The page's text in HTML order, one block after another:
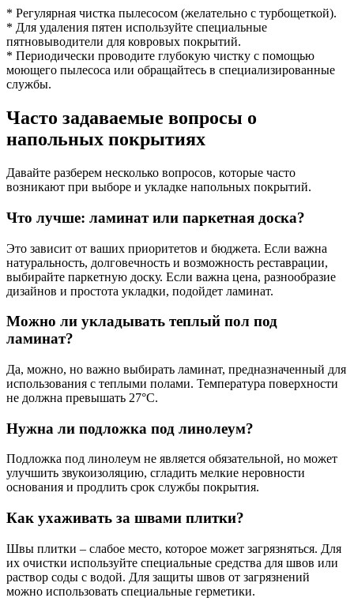
* Регулярная чистка пылесосом (желательно с турбощеткой).
* Для удаления пятен используйте специальные
пятновыводители для ковровых покрытий.
* Периодически проводите глубокую чистку с помощью
моющего пылесоса или обращайтесь в специализированные
службы.
Часто задаваемые вопросы о
напольных покрытиях
Давайте разберем несколько вопросов, которые часто
возникают при выборе и укладке напольных покрытий.
Что лучше: ламинат или паркетная доска?
Это зависит от ваших приоритетов и бюджета. Если важна
натуральность, долговечность и возможность реставрации,
выбирайте паркетную доску. Если важна цена, разнообразие
дизайнов и простота укладки, подойдет ламинат.
Можно ли укладывать теплый пол под
ламинат?
Да, можно, но важно выбирать ламинат, предназначенный для
использования с теплыми полами. Температура поверхности
не должна превышать 27°C.
Нужна ли подложка под линолеум?
Подложка под линолеум не является обязательной, но может
улучшить звукоизоляцию, сгладить мелкие неровности
основания и продлить срок службы покрытия.
Как ухаживать за швами плитки?
Швы плитки – слабое место, которое может загрязняться. Для
их очистки используйте специальные средства для швов или
раствор соды с водой. Для защиты швов от загрязнений
можно использовать специальные герметики.